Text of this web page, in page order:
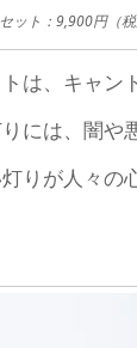
ット：9,900円（税
は、キャン
には、闇や
りが人々の